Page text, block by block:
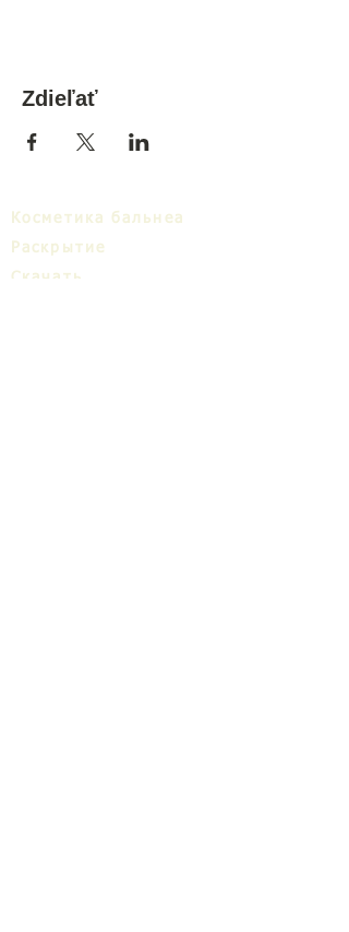
Zdieľať
Косметика бальнеа
Раскрытие
Cкачать